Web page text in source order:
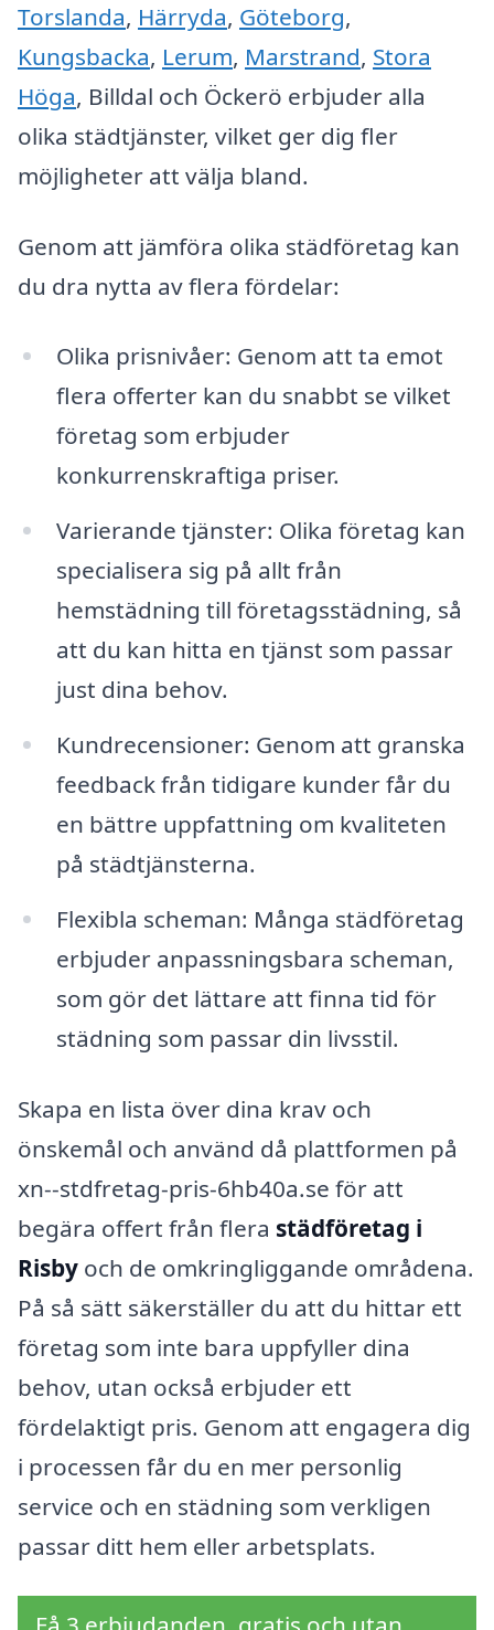
Torslanda, Härryda, Göteborg,
Kungsbacka, Lerum, Marstrand, Stora
Höga, Billdal och Öckerö erbjuder alla
olika städtjänster, vilket ger dig fler
möjligheter att välja bland.
Genom att jämföra olika städföretag kan
du dra nytta av flera fördelar:
Olika prisnivåer: Genom att ta emot
flera offerter kan du snabbt se vilket
företag som erbjuder
konkurrenskraftiga priser.
Varierande tjänster: Olika företag kan
specialisera sig på allt från
hemstädning till företagsstädning, så
att du kan hitta en tjänst som passar
just dina behov.
Kundrecensioner: Genom att granska
feedback från tidigare kunder får du
en bättre uppfattning om kvaliteten
på städtjänsterna.
Flexibla scheman: Många städföretag
erbjuder anpassningsbara scheman,
som gör det lättare att finna tid för
städning som passar din livsstil.
Skapa en lista över dina krav och
önskemål och använd då plattformen på
xn--stdfretag-pris-6hb40a.se för att
begära offert från flera städföretag i
Risby och de omkringliggande områdena.
På så sätt säkerställer du att du hittar ett
företag som inte bara uppfyller dina
behov, utan också erbjuder ett
fördelaktigt pris. Genom att engagera dig
i processen får du en mer personlig
service och en städning som verkligen
passar ditt hem eller arbetsplats.